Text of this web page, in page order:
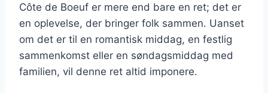
Côte de Boeuf er mere end bare en ret; det er
en oplevelse, der bringer folk sammen. Uanset
om det er til en romantisk middag, en festlig
sammenkomst eller en søndagsmiddag med
familien, vil denne ret altid imponere.